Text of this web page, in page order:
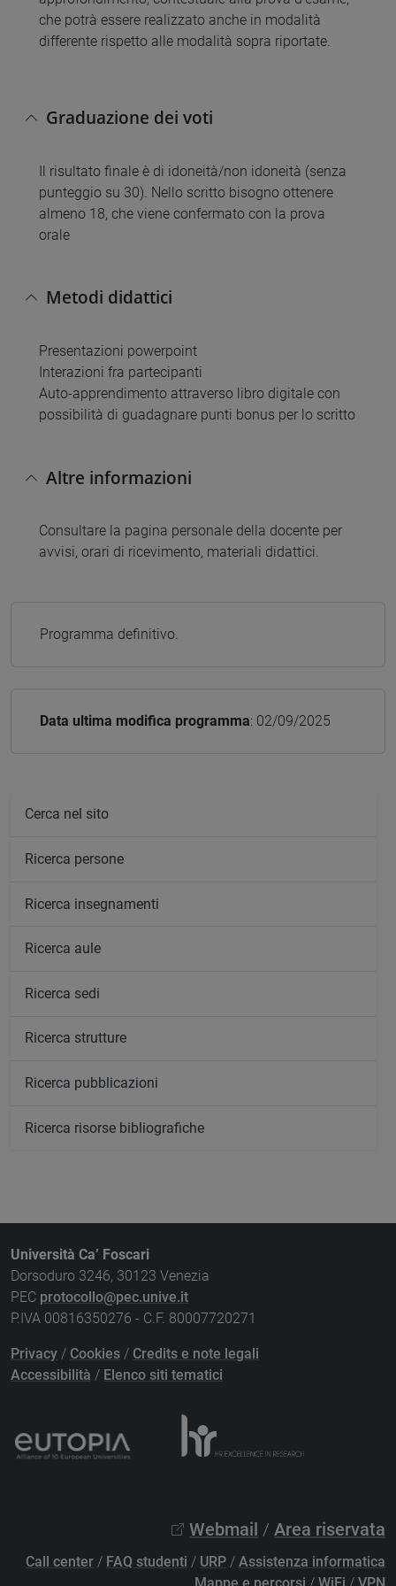
che potrà essere realizzato anche in modalità
differente rispetto alle modalità sopra riportate.
Graduazione dei voti
Il risultato finale è di idoneità/non idoneità (senza
punteggio su 30). Nello scritto bisogno ottenere
almeno 18, che viene confermato con la prova
orale
Metodi didattici
Presentazioni powerpoint
Interazioni fra partecipanti
Auto-apprendimento attraverso libro digitale con
possibilità di guadagnare punti bonus per lo scritto
Altre informazioni
Consultare la pagina personale della docente per
avvisi, orari di ricevimento, materiali didattici.
Programma definitivo.
Data ultima modifica programma: 02/09/2025
Cerca nel sito
Ricerca persone
Ricerca insegnamenti
Ricerca aule
Ricerca sedi
Ricerca strutture
Ricerca pubblicazioni
Ricerca risorse bibliografiche
Università Ca’ Foscari
Dorsoduro 3246, 30123 Venezia
PEC protocollo@pec.unive.it
P.IVA 00816350276 - C.F. 80007720271
Privacy / Cookies / Credits e note legali
Accessibilità / Elenco siti tematici
Webmail / Area riservata
Call center / FAQ studenti / URP / Assistenza informatica
Mappe e percorsi / WiFi / VPN